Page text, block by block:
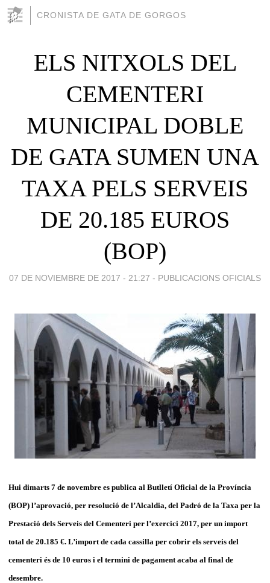
CRONISTA DE GATA DE GORGOS
ELS NITXOLS DEL
CEMENTERI
MUNICIPAL DOBLE
DE GATA SUMEN UNA
TAXA PELS SERVEIS
DE 20.185 EUROS
(BOP)
07 DE NOVIEMBRE DE 2017 - 21:27 - PUBLICACIONS OFICIALS
Hui dimarts 7 de novembre es publica al Butlletí Oficial de la Província
(BOP) l’aprovació, per resolució de l’Alcaldia, del Padró de la Taxa per la
Prestació dels Serveis del Cementeri per l’exercici 2017, per un import
total de 20.185 €. L’import de cada cassilla per cobrir els serveis del
cementeri és de 10 euros i el termini de pagament acaba al final de
desembre.